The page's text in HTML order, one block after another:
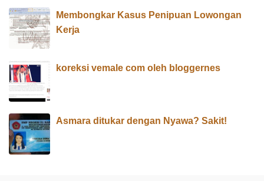
Membongkar Kasus Penipuan Lowongan
Kerja
koreksi vemale com oleh bloggernes
Asmara ditukar dengan Nyawa? Sakit!